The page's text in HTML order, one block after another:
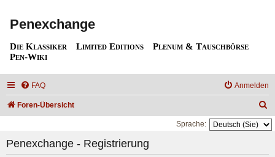
Penexchange
Die Klassiker Limited Editions
Plenum & Tauschbörse
Pen-Wiki
FAQ Anmelden
Foren-Übersicht
u
h
Sprache:
Penexchange - Registrierung